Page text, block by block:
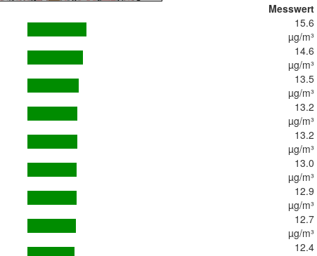
Messwert
15.6
µg/m³
14.6
µg/m³
13.5
µg/m³
13.2
µg/m³
13.2
µg/m³
13.0
µg/m³
12.9
µg/m³
12.7
µg/m³
12.4